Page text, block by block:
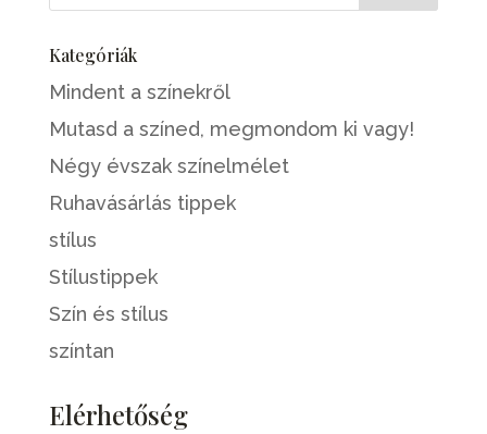
Kategóriák
Mindent a színekről
Mutasd a színed, megmondom ki vagy!
Négy évszak színelmélet
Ruhavásárlás tippek
stílus
Stílustippek
Szín és stílus
színtan
Elérhetőség